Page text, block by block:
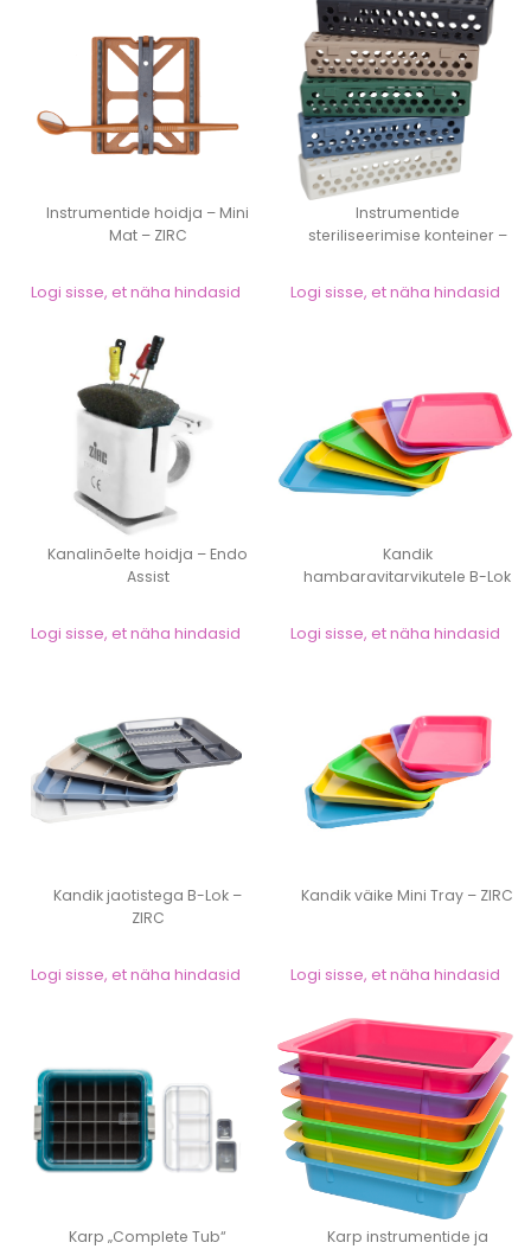
Instrumentide hoidja – Mini
Mat – ZIRC
Logi sisse, et näha hindasid
Instrumentide
steriliseerimise konteiner –
Logi sisse, et näha hindasid
Kanalinõelte hoidja – Endo
Assist
Logi sisse, et näha hindasid
Kandik
hambaravitarvikutele B-Lok
Logi sisse, et näha hindasid
Kandik jaotistega B-Lok –
ZIRC
Logi sisse, et näha hindasid
Kandik väike Mini Tray – ZIRC
Logi sisse, et näha hindasid
Karp „Complete Tub“ Karp instrumentide ja